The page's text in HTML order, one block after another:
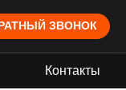
ЗВОНОК
Контакты